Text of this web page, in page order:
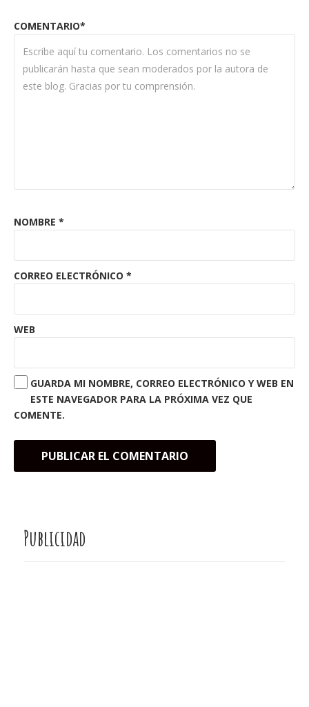
COMENTARIO*
NOMBRE *
CORREO ELECTRÓNICO *
WEB
GUARDA MI NOMBRE, CORREO ELECTRÓNICO Y WEB EN
ESTE NAVEGADOR PARA LA PRÓXIMA VEZ QUE
COMENTE.
Publicidad